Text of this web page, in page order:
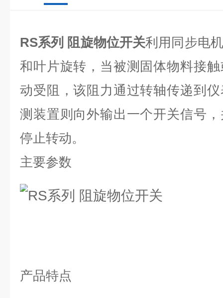
RS系列 阻旋物位开关利用同步电
和叶片旋转，当被测固体物料接
动受阻，该阻力通过转轴传递到
测装置则向外输出一个开关信号
停止转动。
主要参数
产品特点